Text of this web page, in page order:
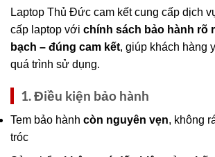
Laptop Thủ Đức cam kết cung cấp dịch
cấp laptop với chính sách bảo hành rõ
bạch – đúng cam kết, giúp khách hàng
quá trình sử dụng.
1. Điều kiện bảo hành
Tem bảo hành còn nguyên vẹn, không
tróc